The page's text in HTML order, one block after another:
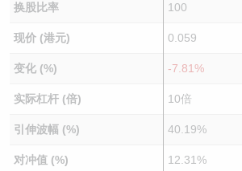
换股比率 100
现价 (港元) 0.059
变化 (%) -7.81%
实际杠杆 (倍) 10倍
引伸波幅 (%) 40.19%
对冲值 (%) 12.31%